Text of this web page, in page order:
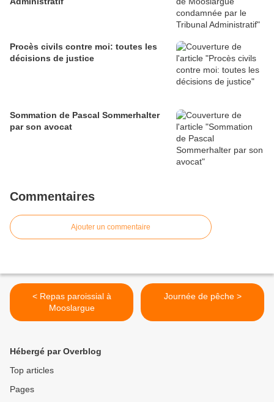
Procès civils contre moi: toutes les
décisions de justice
Sommation de Pascal Sommerhalter
par son avocat
Commentaires
Ajouter un commentaire
< Repas paroissial à
Mooslargue
Journée de pêche >
Hébergé par Overblog
Top articles
Pages